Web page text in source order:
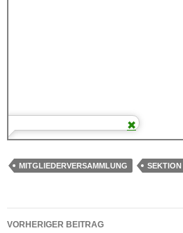
MITGLIEDERVERSAMMLUNG SEKTION
Beitragsnavigation
VORHERIGER BEITRAG